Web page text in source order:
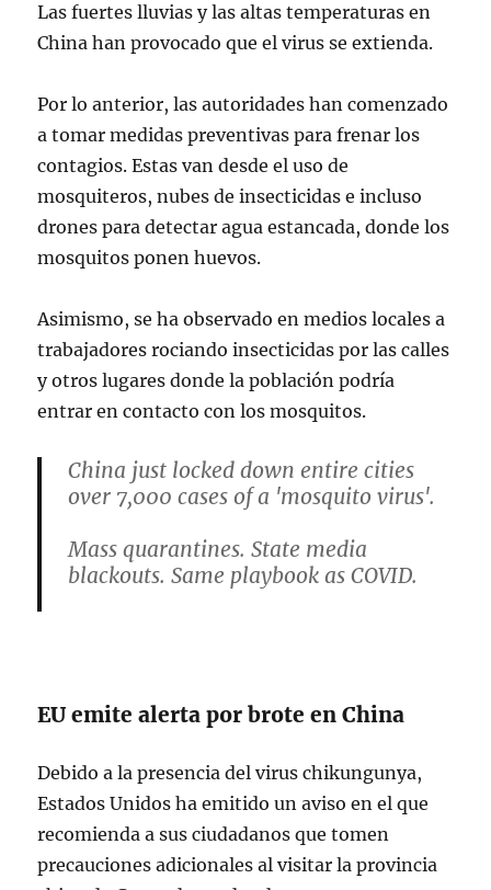
Las fuertes lluvias y las altas temperaturas en
China han provocado que el virus se extienda.
Por lo anterior, las autoridades han comenzado
a tomar medidas preventivas para frenar los
contagios. Estas van desde el uso de
mosquiteros, nubes de insecticidas e incluso
drones para detectar agua estancada, donde los
mosquitos ponen huevos.
Asimismo, se ha observado en medios locales a
trabajadores rociando insecticidas por las calles
y otros lugares donde la población podría
entrar en contacto con los mosquitos.
China just locked down entire cities
over 7,000 cases of a 'mosquito virus'.
Mass quarantines. State media
blackouts. Same playbook as COVID.
Here's why chikungunya could be the
next pandemic: 🧵
1/15pic.twitter.com/v0r3dZxJUw
— Max Drago (@MaximilianDrago)
August 5, 2025
EU emite alerta por brote en China
Debido a la presencia del virus chikungunya,
Estados Unidos ha emitido un aviso en el que
recomienda a sus ciudadanos que tomen
precauciones adicionales al visitar la provincia